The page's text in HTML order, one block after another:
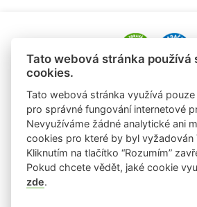
e-mail:
tel.: +420 720 936 177
e-mail:
tel: +420 725 824 978
Tato webová stránka používá
cookies.
Tato webová stránka využívá
pro správné fungování internetové
Nevyužíváme žádné analytické ani
cookies pro které by byl vyžadován
Kliknutím na tlačítko “Rozumím”
Pokud chcete vědět, jaké cookie
zde.